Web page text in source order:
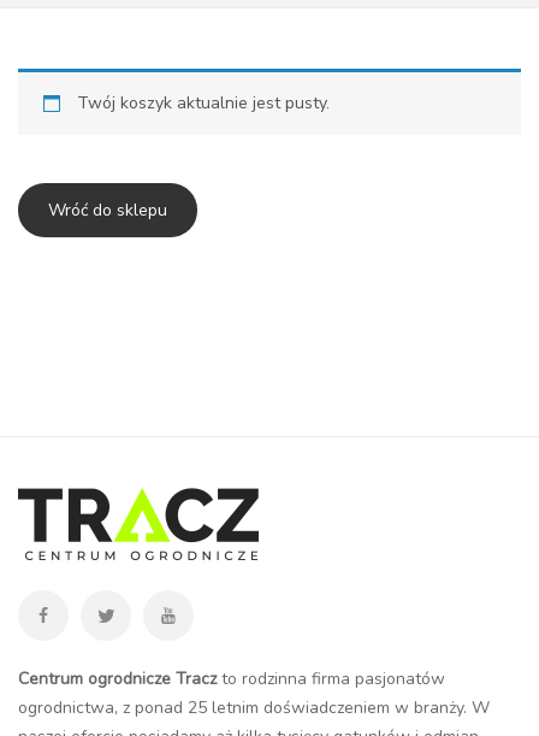
Twój koszyk aktualnie jest pusty.
Wróć do sklepu
Centrum ogrodnicze Traczto rodzinna firma pasjonatów
ogrodnictwa, z ponad 25 letnim doświadczeniem w branży. W